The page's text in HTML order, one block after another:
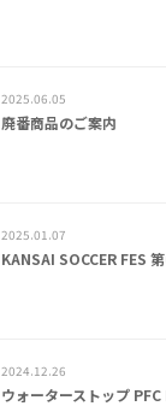
2025.06.05
廃番商品のご案内
2025.01.07
KANSAI SOCCER FES
2024.12.26
ウォーターストップ